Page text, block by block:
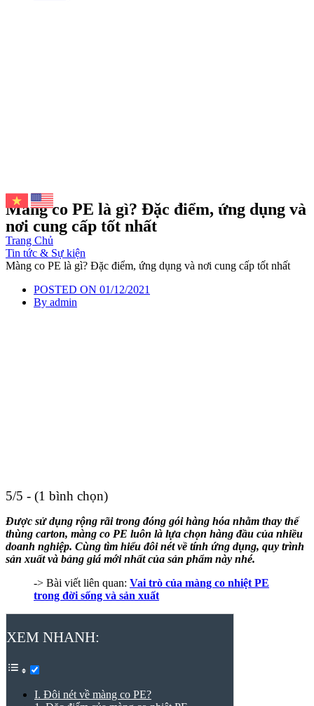
Màng co PE là gì? Đặc điểm, ứng dụng và
nơi cung cấp tốt nhất
Trang Chủ
Tin tức & Sự kiện
Màng co PE là gì? Đặc điểm, ứng dụng và nơi cung cấp tốt nhất
POSTED ON 01/12/2021
By admin
5/5 - (1 bình chọn)
Được sử dụng rộng rãi trong đóng gói hàng hóa nhằm thay thế
thùng carton, màng co PE luôn là lựa chọn hàng đầu của nhiều
doanh nghiệp. Cùng tìm hiểu đôi nét về tính ứng dụng, quy trình
sản xuất và bảng giá mới nhất của sản phẩm này nhé.
-> Bài viết liên quan: Vai trò của màng co nhiệt PE
trong đời sống và sản xuất
XEM NHANH:
I. Đôi nét về màng co PE?